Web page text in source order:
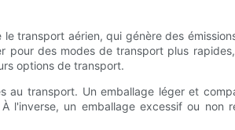
transport aérien, qui génère des
des modes de transport plus
options de transport.
au transport. Un emballage léger et
l'inverse, un emballage excessif ou